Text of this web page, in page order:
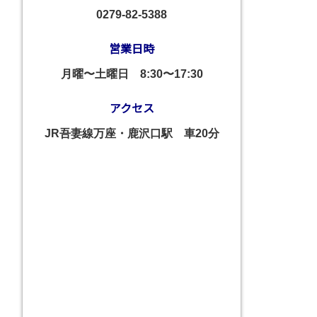
0279-82-5388
営業日時
月曜〜土曜日 8:30〜17:30
アクセス
JR吾妻線万座・鹿沢口駅 車20分